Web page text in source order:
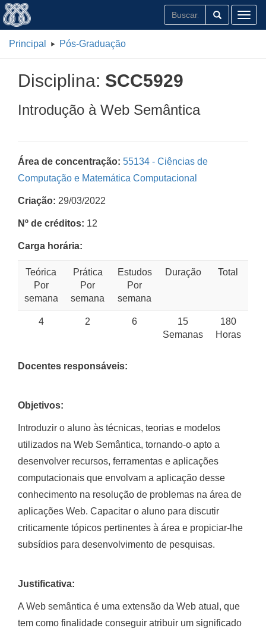
Principal Pós-Graduação
Disciplina: SCC5929
Introdução à Web Semântica
Área de concentração: 55134 - Ciências de
Computação e Matemática Computacional
Criação: 29/03/2022
Nº de créditos: 12
Carga horária:
Teórica
Por
semana
Prática
Por
semana
Estudos
Por
semana
Duração Total
4 2 6
15
Semanas
180
Horas
Docentes responsáveis:
Objetivos:
Introduzir o aluno às técnicas, teorias e modelos
utilizados na Web Semântica, tornando-o apto a
desenvolver recursos, ferramentas e aplicações
computacionais que envolvam a aplicação desse
conhecimento na resolução de problemas na área de
aplicações Web. Capacitar o aluno para discutir
criticamente tópicos pertinentes à área e propiciar-lhe
subsídios para desenvolvimento de pesquisas.
Justificativa:
A Web semântica é uma extensão da Web atual, que
tem como finalidade conseguir atribuir um significado